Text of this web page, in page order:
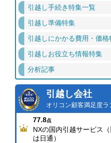
引越し手続き特集一覧
引越し準備特集
引越しにかかる費用・価格
引越しお役立ち情報特集
分析記事
引越し会社
オリコン顧客満足度ラ
77.8点
NXの国内引越サービス
は日通）